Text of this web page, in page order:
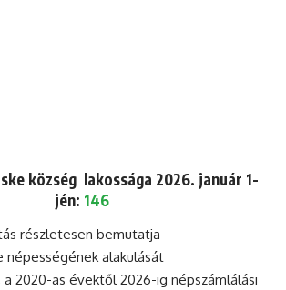
község lakossága 2026. január 1-
jén: 146
részletesen bemutatja
népességének alakulását
a 2020-as évektől 2026-ig népszámlálási